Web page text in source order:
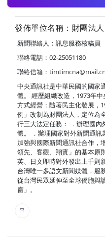
發佈單位名稱：財團法
新聞聯絡人：訊息服務核稿員
聯絡電話：02-25051180
聯絡信箱：
中央通訊社是中華民國的國家
體。 經歷組織改造，1973年
方式經營；隨著民主化發展，
例」改制為財團法人，定位為
行三大法定任務： ．辦理國
體。 ．辦理國家對外新聞通訊
加強與國際新聞通訊社合作，
領先、客觀、翔實」的基本原
英、日文即時對外發出上千則
台灣唯一多語文新聞媒體，服
從台灣民眾延伸至全球僑胞與
窗」。